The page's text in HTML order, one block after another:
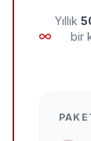
Yıllık
bir